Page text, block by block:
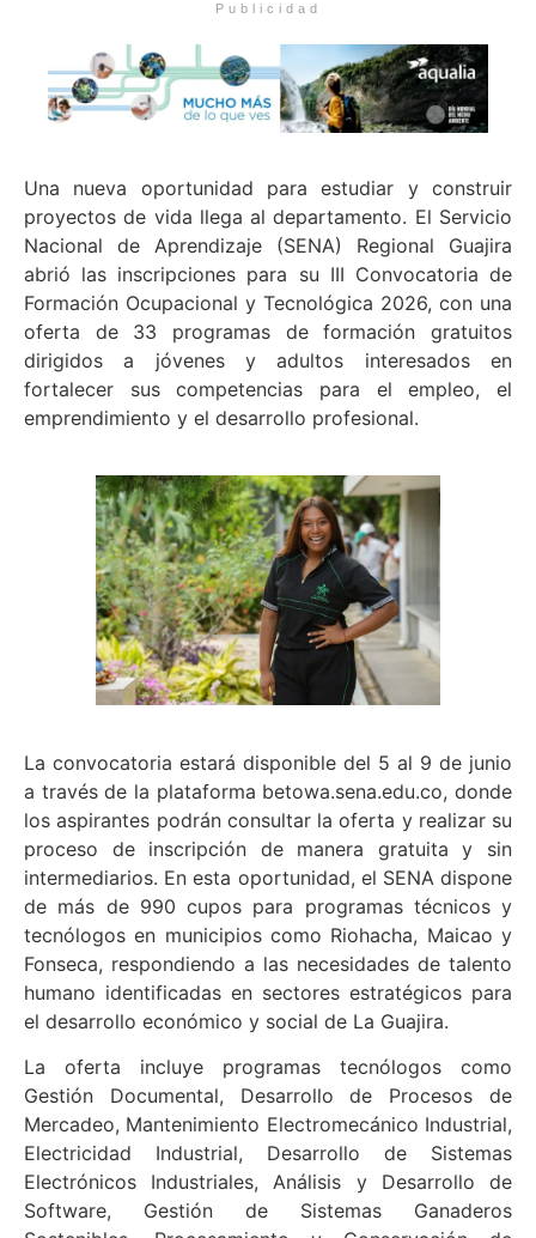
Publicidad
Una nueva oportunidad para estudiar y construir
proyectos de vida llega al departamento. El Servicio
Nacional de Aprendizaje (SENA) Regional Guajira
abrió las inscripciones para su III Convocatoria de
Formación Ocupacional y Tecnológica 2026, con una
oferta de 33 programas de formación gratuitos
dirigidos a jóvenes y adultos interesados en
fortalecer sus competencias para el empleo, el
emprendimiento y el desarrollo profesional.
La convocatoria estará disponible del 5 al 9 de junio
a través de la plataforma betowa.sena.edu.co, donde
los aspirantes podrán consultar la oferta y realizar su
proceso de inscripción de manera gratuita y sin
intermediarios. En esta oportunidad, el SENA dispone
de más de 990 cupos para programas técnicos y
tecnólogos en municipios como Riohacha, Maicao y
Fonseca, respondiendo a las necesidades de talento
humano identificadas en sectores estratégicos para
el desarrollo económico y social de La Guajira.
La oferta incluye programas tecnólogos como
Gestión Documental, Desarrollo de Procesos de
Mercadeo, Mantenimiento Electromecánico Industrial,
Electricidad Industrial, Desarrollo de Sistemas
Electrónicos Industriales, Análisis y Desarrollo de
Software, Gestión de Sistemas Ganaderos